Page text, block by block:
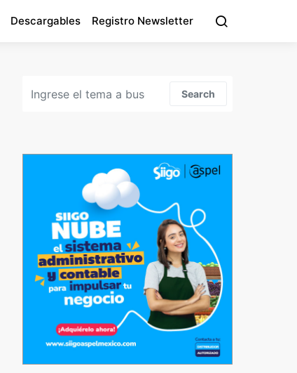
Descargables Registro Newsletter
Search